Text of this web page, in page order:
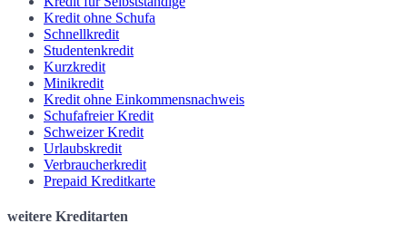
Kredit ohne Schufa
Schnellkredit
Studentenkredit
Kurzkredit
Minikredit
Kredit ohne Einkommensnachweis
Schufafreier Kredit
Schweizer Kredit
Urlaubskredit
Verbraucherkredit
Prepaid Kreditkarte
weitere Kreditarten